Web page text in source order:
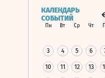
КАЛЕНДАРЬ
СОБЫТИЙ
Пн Вт Ср Чт
3 4 5 6
10 11 12 13